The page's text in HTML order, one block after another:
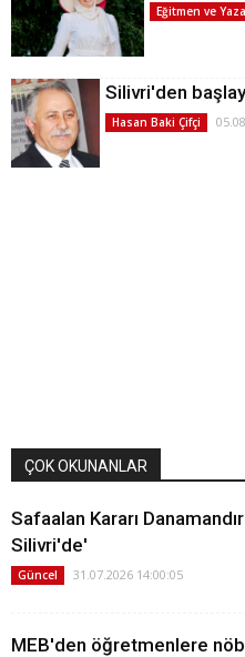
Eğitmen ve
Silivri'den
Hasan Baki Çifçi
ÇOK OKUNANLAR
Safaalan Kararı
Silivri'de'
Güncel 31.07.2026 14:00:05
MEB'den öğretmenlere